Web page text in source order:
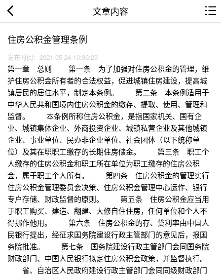
文章内容
住房公积金管理条例
发布时间：2021-05-24 10:36:29
第一章 总则 第一条 为了加强对住房公积金的管理，维
护住房公积金所有者的合法权益，促进城镇住房建设，提高城
镇居民的居住水平，制定本条例。 第二条 本条例适用于
中华人民共和国境内住房公积金的缴存、提取、使用、管理和
监督。 本条例所称住房公积金，是指国家机关、国有企
业、城镇集体企业、外商投资企业、城镇私营企业及其他城镇
企业、事业单位、民办非企业单位、社会团体（以下统称单
位）及其在职职工缴存的长期住房储金。 第三条 职工个
人缴存的住房公积金和职工所在单位为职工缴存的住房公积
金，属于职工个人所有。 第四条 住房公积金的管理实行
住房公积金管理委员会决策、住房公积金管理中心运作、银行
专户存储、财政监督的原则。 第五条 住房公积金应当用
于职工购买、建造、翻建、大修自住住房，任何单位和个人不
得挪作他用。 第六条 住房公积金的存、贷利率由中国人
民银行提出，经征求国务院建设行政主管部门的意见后，报国
务院批准。 第七条 国务院建设行政主管部门会同国务院
财政部门、中国人民银行拟定住房公积金政策，并监督执行。
省、自治区人民政府建设行政主管部门会同同级财政部门